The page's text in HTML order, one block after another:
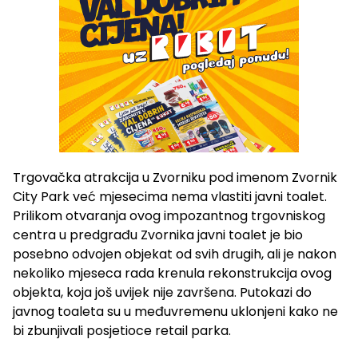
Trgovačka atrakcija u Zvorniku pod imenom Zvornik
City Park već mjesecima nema vlastiti javni toalet.
Prilikom otvaranja ovog impozantnog trgovniskog
centra u predgrađu Zvornika javni toalet je bio
posebno odvojen objekat od svih drugih, ali je nakon
nekoliko mjeseca rada krenula rekonstrukcija ovog
objekta, koja još uvijek nije završena. Putokazi do
javnog toaleta su u međuvremenu uklonjeni kako ne
bi zbunjivali posjetioce retail parka.